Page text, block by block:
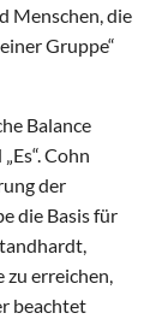
Menschen, die
Gruppe“
Balance
Cohn
der
die Basis für
zu erreichen,
beachtet